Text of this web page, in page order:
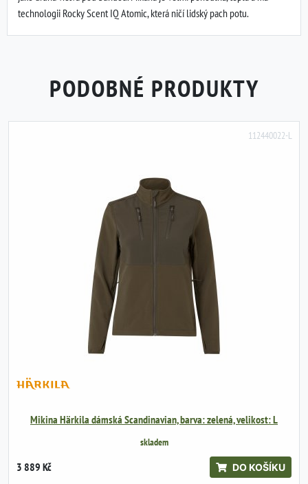
technologii Rocky Scent IQ Atomic, která ničí lidský pach potu.
PODOBNÉ PRODUKTY
112440022-L
Mikina Härkila dámská Scandinavian, barva: zelená, velikost: L
skladem
3 889 Kč DO KOŠÍKU